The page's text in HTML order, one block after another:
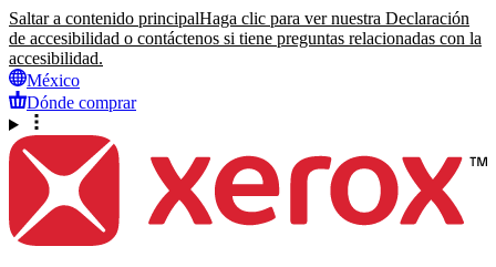
Saltar a contenido principalHaga clic para ver nuestra Declaración
de accesibilidad o contáctenos si tiene preguntas relacionadas con la
accesibilidad.
México
Dónde comprar